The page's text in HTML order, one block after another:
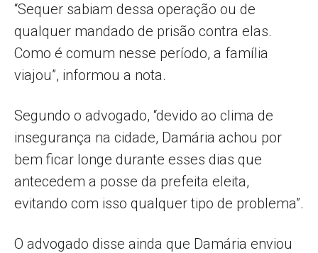
“Sequer sabiam dessa operação ou de
qualquer mandado de prisão contra elas.
Como é comum nesse período, a família
viajou”, informou a nota.
Segundo o advogado, “devido ao clima de
insegurança na cidade, Damária achou por
bem ficar longe durante esses dias que
antecedem a posse da prefeita eleita,
evitando com isso qualquer tipo de problema”.
O advogado disse ainda que Damária enviou